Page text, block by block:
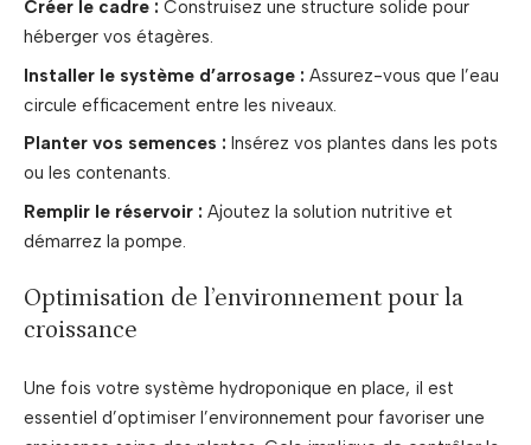
Créer le cadre : Construisez une structure solide pour
héberger vos étagères.
Installer le système d’arrosage : Assurez-vous que l’eau
circule efficacement entre les niveaux.
Planter vos semences : Insérez vos plantes dans les pots
ou les contenants.
Remplir le réservoir : Ajoutez la solution nutritive et
démarrez la pompe.
Optimisation de l’environnement pour la
croissance
Une fois votre système hydroponique en place, il est
essentiel d’optimiser l’environnement pour favoriser une